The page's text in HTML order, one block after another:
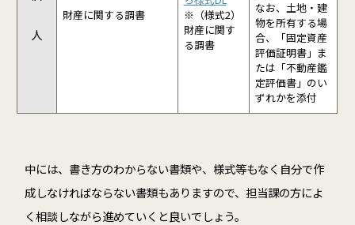
人
財産に関する調書
※（様式2）
財産に関す
る調書
なお、土地・建
物を所有する場
合、「固定資産
評価証明書」ま
たは「不動産鑑
定評価書」のい
ずれかを添付
中には、書き方のわからない書類や、様式等もなく自分で作
成しなければならない書類もありますので、担当課の方によ
く相談しながら進めていくと良いでしょう。